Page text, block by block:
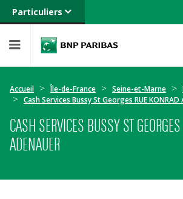
Particuliers
Banque privée
Entreprises
Accueil Île-de-France Seine-et-Marne
Cash Services Bussy St Georges RUE KONRAD
CASH SERVICES BUSSY ST
ADENAUER